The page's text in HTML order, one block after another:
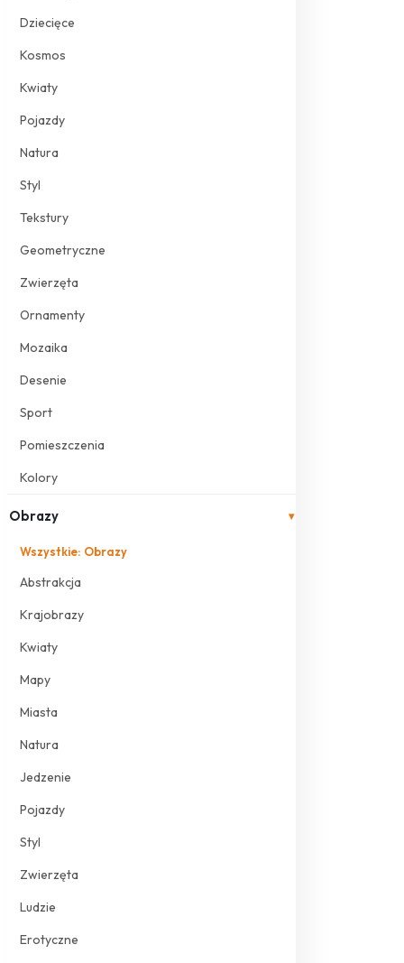
Dziecięce
Kosmos
Kwiaty
Pojazdy
Natura
Styl
Tekstury
Geometryczne
Zwierzęta
Ornamenty
Mozaika
Desenie
Sport
Pomieszczenia
Kolory
Obrazy ▾
Wszystkie: Obrazy
Abstrakcja
Krajobrazy
Kwiaty
Mapy
Miasta
Natura
Jedzenie
Pojazdy
Styl
Zwierzęta
Ludzie
Erotyczne